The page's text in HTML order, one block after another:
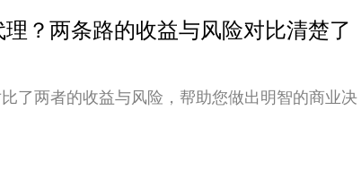
？两条路的收益与风险对比清楚了
了两者的收益与风险，帮助您做出明智的商业决